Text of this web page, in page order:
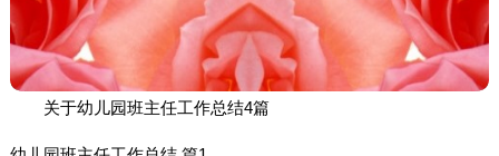
关于幼儿园班主任工作总结4篇